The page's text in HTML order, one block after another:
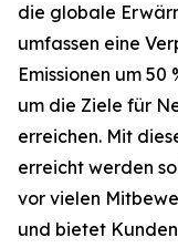
die globale
umfassen eine
Emissionen um 50
um die Ziele für
erreichen. Mit
erreicht werden
vor vielen
und bietet